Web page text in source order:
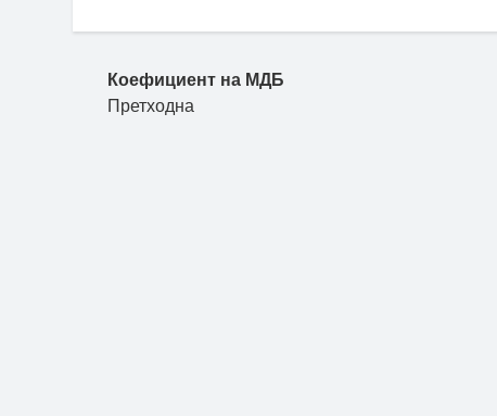
Коефициент на МДБ
Претходна